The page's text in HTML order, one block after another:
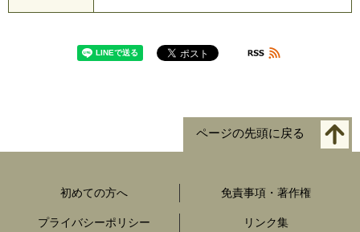
ページの先頭に戻る
初めての方へ 免責事項・著作権
プライバシーポリシー リンク集